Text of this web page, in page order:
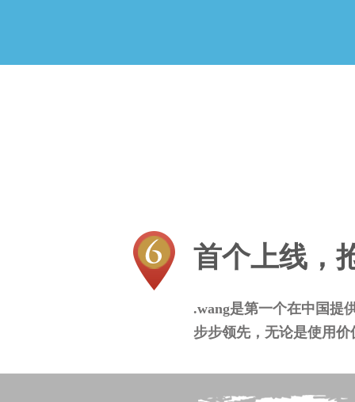
首个上线，
.wang是第一个在中国提
步步领先，无论是使用